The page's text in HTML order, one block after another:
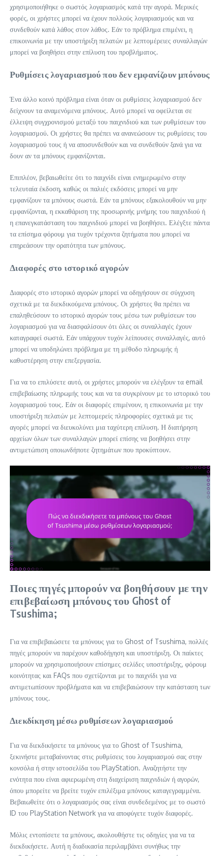
χρησιμοποιήθηκε ο σωστός λογαριασμός κατά την αγορά. Μερικές
φορές, οι χρήστες μπορεί να έχουν πολλούς λογαριασμούς και να
συνδεθούν κατά λάθος στον λάθος. Εάν το πρόβλημα επιμένει, η
επικοινωνία με την υποστήριξη πελατών με λεπτομέρειες συναλλαγών
μπορεί να βοηθήσει στην επίλυση του προβλήματος.
Ρυθμίσεις λογαριασμού που δεν εμφανίζουν μπόνους
Ένα άλλο κοινό πρόβλημα είναι όταν οι ρυθμίσεις λογαριασμού δεν
δείχνουν τα αναμενόμενα μπόνους. Αυτό μπορεί να οφείλεται σε
έλλειψη συγχρονισμού μεταξύ του παιχνιδιού και των ρυθμίσεων του
λογαριασμού. Οι χρήστες θα πρέπει να ανανεώσουν τις ρυθμίσεις του
λογαριασμού τους ή να αποσυνδεθούν και να συνδεθούν ξανά για να
δουν αν τα μπόνους εμφανίζονται.
Επιπλέον, βεβαιωθείτε ότι το παιχνίδι είναι ενημερωμένο στην
τελευταία έκδοση, καθώς οι παλιές εκδόσεις μπορεί να μην
εμφανίζουν τα μπόνους σωστά. Εάν τα μπόνους εξακολουθούν να μην
εμφανίζονται, η εκκαθάριση της προσωρινής μνήμης του παιχνιδιού ή
η επανεγκατάσταση του παιχνιδιού μπορεί να βοηθήσει. Ελέγξτε πάντα
τα επίσημα φόρουμ για τυχόν τρέχοντα ζητήματα που μπορεί να
επηρεάσουν την ορατότητα των μπόνους.
Διαφορές στο ιστορικό αγορών
Διαφορές στο ιστορικό αγορών μπορεί να οδηγήσουν σε σύγχυση
σχετικά με τα διεκδικούμενα μπόνους. Οι χρήστες θα πρέπει να
επαληθεύσουν το ιστορικό αγορών τους μέσω των ρυθμίσεων του
λογαριασμού για να διασφαλίσουν ότι όλες οι συναλλαγές έχουν
καταγραφεί σωστά. Εάν υπάρχουν τυχόν λείπουσες συναλλαγές, αυτό
μπορεί να υποδηλώνει πρόβλημα με τη μέθοδο πληρωμής ή
καθυστέρηση στην επεξεργασία.
Για να το επιλύσετε αυτό, οι χρήστες μπορούν να ελέγξουν τα email
επιβεβαίωσης πληρωμής τους και να τα συγκρίνουν με το ιστορικό του
λογαριασμού τους. Εάν οι διαφορές επιμένουν, η επικοινωνία με την
υποστήριξη πελατών με λεπτομερείς πληροφορίες σχετικά με τις
αγορές μπορεί να διευκολύνει μια ταχύτερη επίλυση. Η διατήρηση
αρχείων όλων των συναλλαγών μπορεί επίσης να βοηθήσει στην
αντιμετώπιση οποιωνδήποτε ζητημάτων που προκύπτουν.
Ποιες πηγές μπορούν να βοηθήσουν με την
επιβεβαίωση μπόνους του Ghost of
Tsushima;
Για να επιβεβαιώσετε τα μπόνους για το Ghost of Tsushima, πολλές
πηγές μπορούν να παρέχουν καθοδήγηση και υποστήριξη. Οι παίκτες
μπορούν να χρησιμοποιήσουν επίσημες σελίδες υποστήριξης, φόρουμ
κοινότητας και FAQs που σχετίζονται με το παιχνίδι για να
αντιμετωπίσουν προβλήματα και να επιβεβαιώσουν την κατάσταση των
μπόνους τους.
Διεκδίκηση μέσω ρυθμίσεων λογαριασμού
Για να διεκδικήσετε τα μπόνους για το Ghost of Tsushima,
ξεκινήστε μεταβαίνοντας στις ρυθμίσεις του λογαριασμού σας στην
κονσόλα ή στην ιστοσελίδα του PlayStation. Αναζητήστε την
ενότητα που είναι αφιερωμένη στη διαχείριση παιχνιδιών ή αγορών,
όπου μπορείτε να βρείτε τυχόν επιλέξιμα μπόνους καταγεγραμμένα.
Βεβαιωθείτε ότι ο λογαριασμός σας είναι συνδεδεμένος με το σωστό
ID του PlayStation Network για να αποφύγετε τυχόν διαφορές.
Μόλις εντοπίσετε τα μπόνους, ακολουθήστε τις οδηγίες για να τα
διεκδικήσετε. Αυτή η διαδικασία περιλαμβάνει συνήθως την